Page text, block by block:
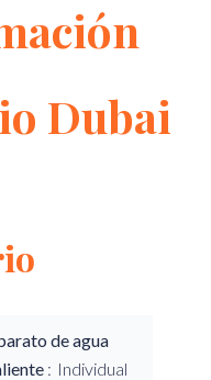
Dubai
de agua
Individual